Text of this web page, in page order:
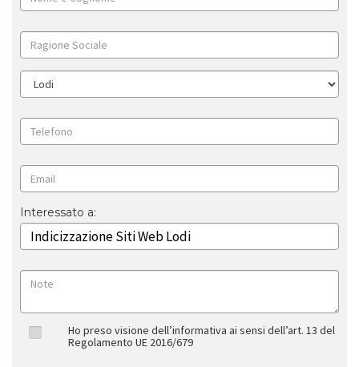
Interessato a:
Ho preso visione dell’informativa ai sensi dell’art. 13 del
Regolamento UE 2016/679